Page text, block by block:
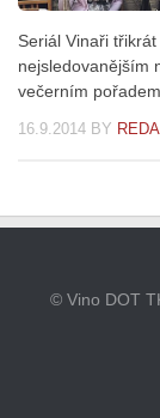
Seriál Vinaři
nejsledovanějším
večerním pořadem
16.9.2014 BY
© Vino DOT